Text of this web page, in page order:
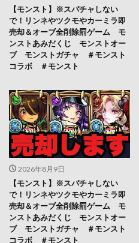
【モンスト】※スパチャしない
で！リンネやツクモやカーミラ即
売却＆オーブ全削除罰ゲーム モ
ンストあみだくじ モンストオー
ブ モンストガチャ ＃モンスト
コラボ ＃モンスト
2026年8月9日
【モンスト】※スパチャしない
で！リンネやツクモやカーミラ即
売却＆オーブ全削除罰ゲーム モ
ンストあみだくじ モンストオー
ブ モンストガチャ ＃モンスト
コラボ ＃モンスト